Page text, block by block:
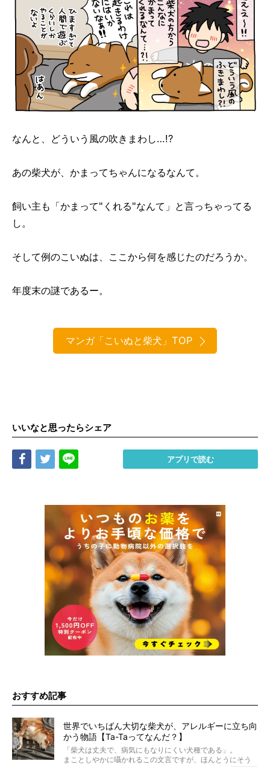
なんと、どういう風の吹きまわし…!?
あの柴犬が、かまってちゃんになるなんて。
飼い主も「かまって"くれる"なんて」と言っちゃってる
し。
そして例のこいぬは、ここから何を感じたのだろうか。
年度末の謎であるー。
マンガ「こいぬと柴犬」TOP
いいなと思ったらシェア
Share Tweet アプリで読む
おすすめ記事
世界でいちばん大切な柴犬が、アレルギーに立ち向
かう物語【Ta-Taってなんだ？】
「柴犬は丈夫で、病気にもなりにくい犬種である」。
まことしやかに囁かれるこの文言ですが、ほんとうにそう